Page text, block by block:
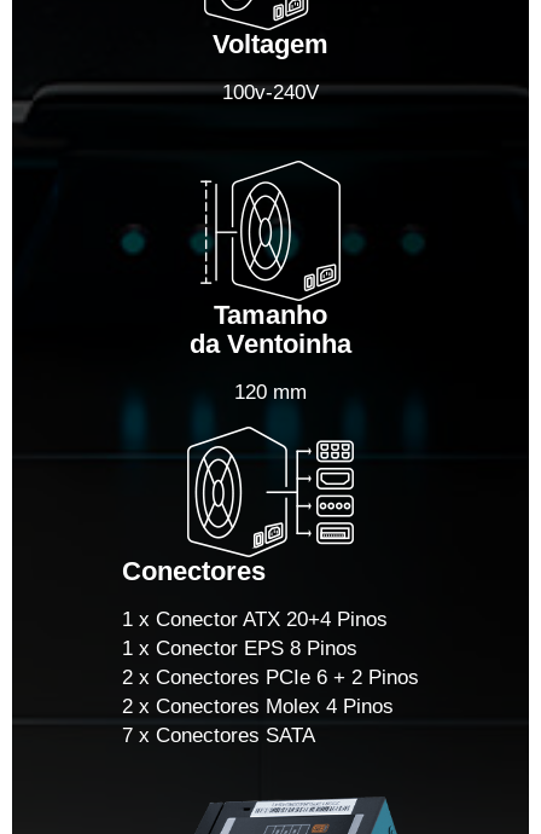
Voltagem
100v-240V
Tamanho
da Ventoinha
120 mm
Conectores
1 x Conector ATX 20+4 Pinos
1 x Conector EPS 8 Pinos
2 x Conectores PCIe 6 + 2 Pinos
2 x Conectores Molex 4 Pinos
7 x Conectores SATA